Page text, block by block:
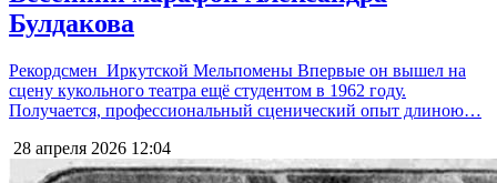
Булдакова
Рекордсмен Иркутской Мельпомены Впервые он вышел на
сцену кукольного театра ещё студентом в 1962 году.
Получается, профессиональный сценический опыт длиною…
28 апреля 2026 12:04